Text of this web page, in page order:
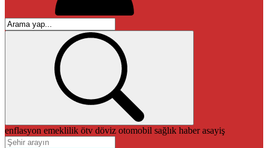
enflasyon emeklilik ötv döviz otomobil sağlık haberasayiş